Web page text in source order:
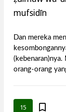
mufsidīn
Dan mereka
(kebenaran)nya.
orang-orang
15